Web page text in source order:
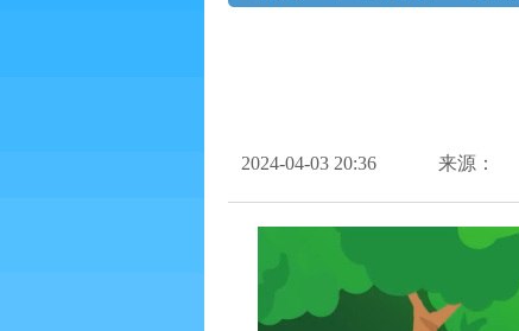
2024-04-03 20:36 来源：